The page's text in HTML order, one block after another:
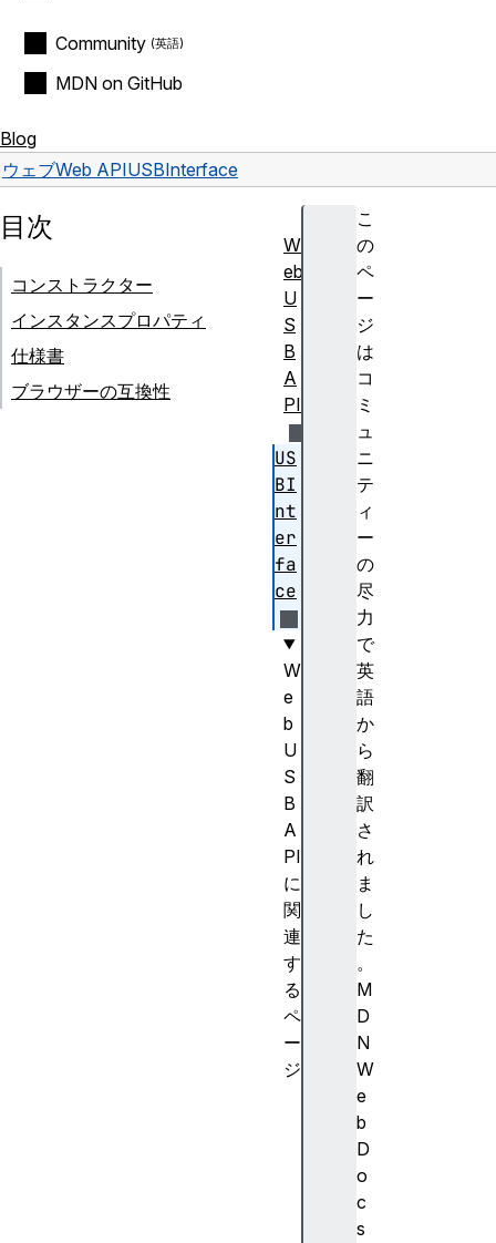
Community
MDN on GitHub
Blog
ウェブWeb APIUSBInterface
こ
の
ペ
ー
ジ
は
コ
ミ
ュ
ニ
テ
ィ
ー
の
尽
力
で
英
語
か
ら
翻
訳
さ
れ
ま
し
た
。
M
D
N
W
e
b
D
o
c
s
目次
コンストラクター
インスタンスプロパティ
仕様書
ブラウザーの互換性
W
eb
U
S
B
A
PI
US
BI
nt
er
fa
ce
W
e
b
U
S
B
A
PI
に
関
連
す
る
ペ
ー
ジ